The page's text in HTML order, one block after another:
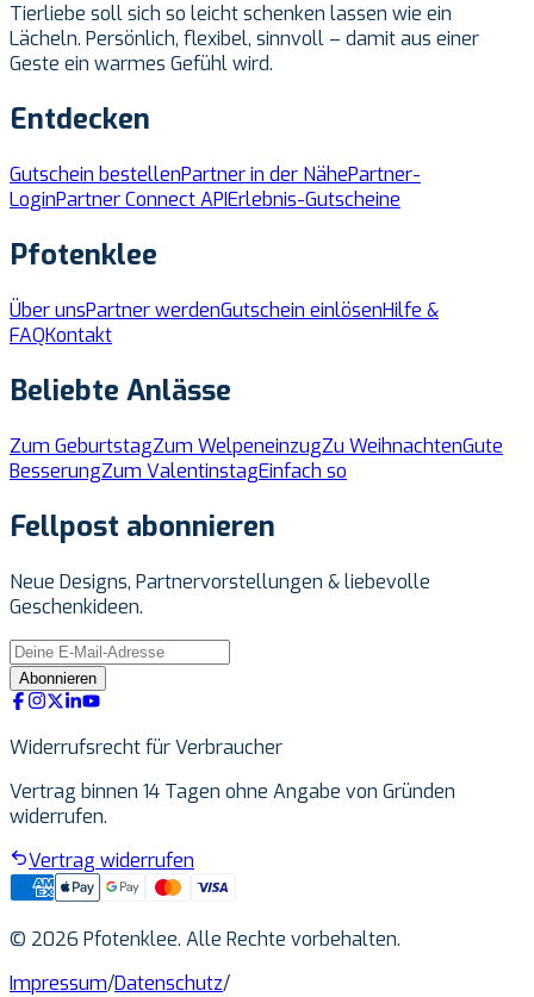
Tierliebe soll sich so leicht schenken lassen wie ein
Lächeln. Persönlich, flexibel, sinnvoll – damit aus einer
Geste ein warmes Gefühl wird.
Entdecken
Gutschein bestellenPartner in der NähePartner-
LoginPartner Connect APIErlebnis-Gutscheine
Pfotenklee
Über unsPartner werdenGutschein einlösenHilfe &
FAQKontakt
Beliebte Anlässe
Zum GeburtstagZum WelpeneinzugZu WeihnachtenGute
BesserungZum ValentinstagEinfach so
Fellpost abonnieren
Neue Designs, Partnervorstellungen & liebevolle
Geschenkideen.
Abonnieren
Widerrufsrecht für Verbraucher
Vertrag binnen 14 Tagen ohne Angabe von Gründen
widerrufen.
Vertrag widerrufen
© 2026 Pfotenklee. Alle Rechte vorbehalten.
Impressum/Datenschutz/